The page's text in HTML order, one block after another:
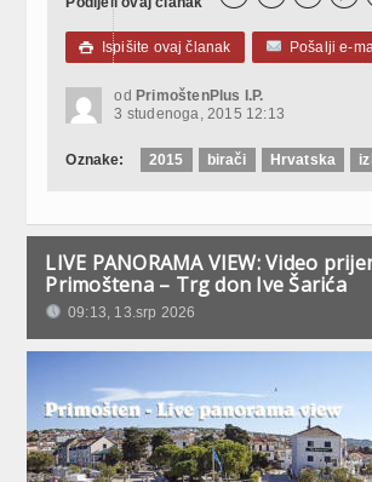
 Ispišite ovaj članak Pošalji e-
od PrimoštenPlus I.P.
3 studenoga, 2015 12:13
Oznake: 2015 birači Hrvatska
LIVE PANORAMA VIEW: Video
Primoštena – Trg don Ive Šarića
09:13, 13.srp 2026